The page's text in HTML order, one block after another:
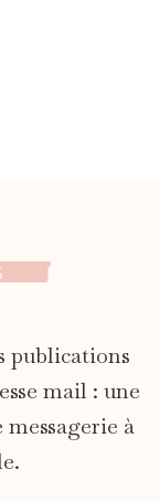
publications
mail : une
à